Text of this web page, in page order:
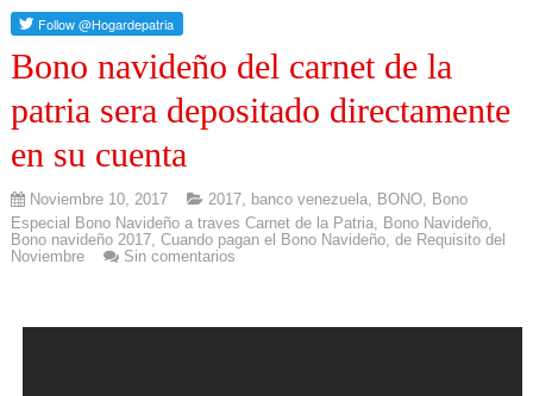
Bono navideño del carnet de la
patria sera depositado directamente
en su cuenta
Noviembre 10, 2017 2017, banco venezuela, BONO,
Bono
Especial Bono Navideño a traves Carnet de la Patria, Bono Navideño,
Bono navideño 2017, Cuando pagan el Bono Navideño, de Requisito del
Noviembre
Sin comentarios